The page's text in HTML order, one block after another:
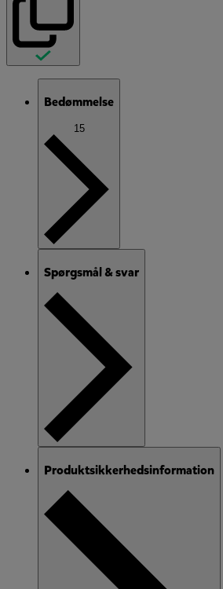
Bedømmelse
15
Spørgsmål & svar
Produktsikkerhedsinformation